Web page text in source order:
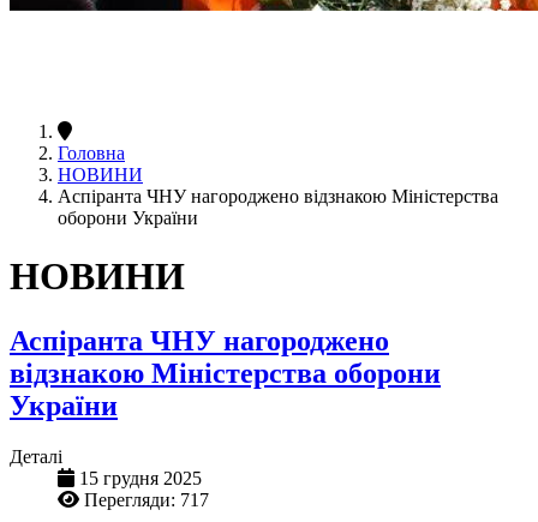
Головна
НОВИНИ
Аспіранта ЧНУ нагороджено відзнакою Міністерства
оборони України
НОВИНИ
Аспіранта ЧНУ нагороджено
відзнакою Міністерства оборони
України
Деталі
15 грудня 2025
Перегляди: 717